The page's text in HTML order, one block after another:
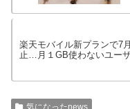
楽天モバイル新プランで7
止…月１GB使わないユー